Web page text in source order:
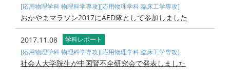
[応用物理学科 物理科学専攻][応用物理学科 臨床工学専攻]
おかやまマラソン2017にAED隊として参加しました
2017.11.08
学科レポート
[応用物理学科 物理科学専攻][応用物理学科 臨床工学専攻]
社会人大学院生が中国腎不全研究会で発表しました